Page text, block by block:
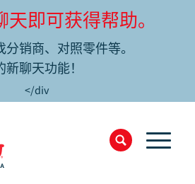
即可获得帮助。
销商、对照零件等。
聊天功能！
</div